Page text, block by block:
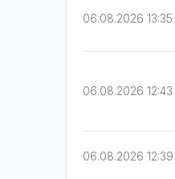
06.08.2026 13:35
06.08.2026 12:43
06.08.2026 12:39